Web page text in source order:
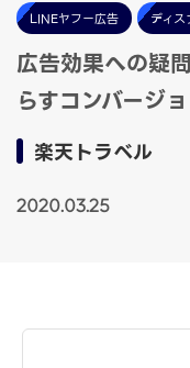
LINEヤフー広告 ディス
広告効果への疑
らすコンバージ
楽天トラベル
2020.03.25